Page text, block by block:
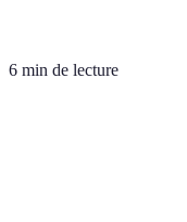
6 min de lecture